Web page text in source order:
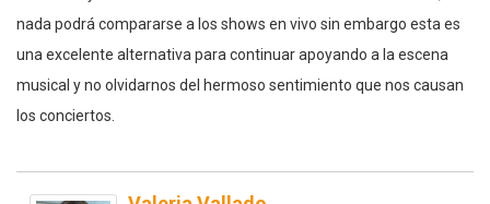
nada podrá compararse a los shows en vivo sin embargo esta es
una excelente alternativa para continuar apoyando a la escena
musical y no olvidarnos del hermoso sentimiento que nos causan
los conciertos.